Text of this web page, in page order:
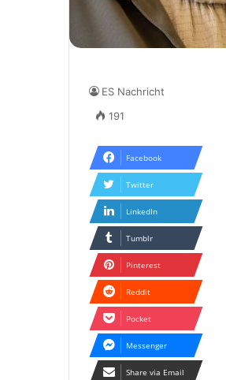
ES Nachricht
191
Facebook
Twitter
LinkedIn
Tumblr
Pinterest
Reddit
Pocket
Messenger
Share via Email